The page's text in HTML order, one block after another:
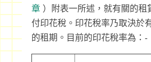
章）附表一所述，就有關的租
付印花稅。印花稅率乃取決於
的租期。目前的印花稅率為：-